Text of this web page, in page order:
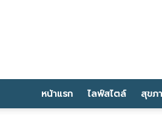
หน้าแรก ไลฟ์สไตล์ สุขภ